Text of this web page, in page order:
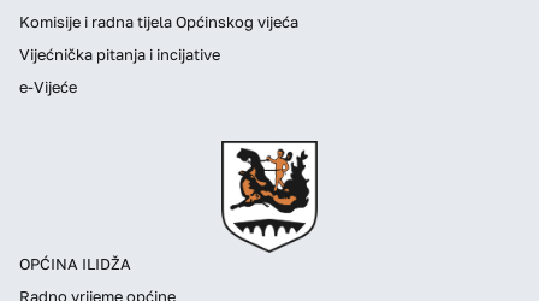
OPĆINA ILIDŽA
Radno vrijeme općine
Komisije i radna tijela Općinskog vijeća
Vijećnička pitanja i incijative
e-Vijeće